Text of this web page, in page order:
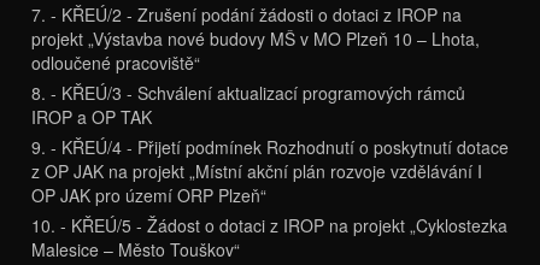
7. - KŘEÚ/2 - Zrušení podání žádosti o dotaci z IROP na
projekt „Výstavba nové budovy MŠ v MO Plzeň 10 – Lhota,
odloučené pracoviště“
8. - KŘEÚ/3 - Schválení aktualizací programových rámců
IROP a OP TAK
9. - KŘEÚ/4 - Přijetí podmínek Rozhodnutí o poskytnutí dotace
z OP JAK na projekt „Místní akční plán rozvoje vzdělávání I
OP JAK pro území ORP Plzeň“
10. - KŘEÚ/5 - Žádost o dotaci z IROP na projekt „Cyklostezka
Malesice – Město Touškov“